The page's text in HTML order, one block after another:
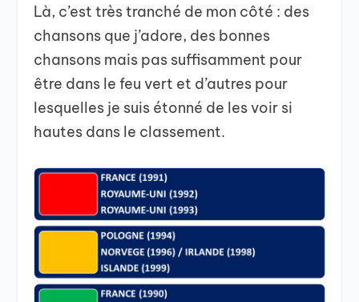
Là, c’est très tranché de mon côté : des
chansons que j’adore, des bonnes
chansons mais pas suffisamment pour
être dans le feu vert et d’autres pour
lesquelles je suis étonné de les voir si
hautes dans le classement.